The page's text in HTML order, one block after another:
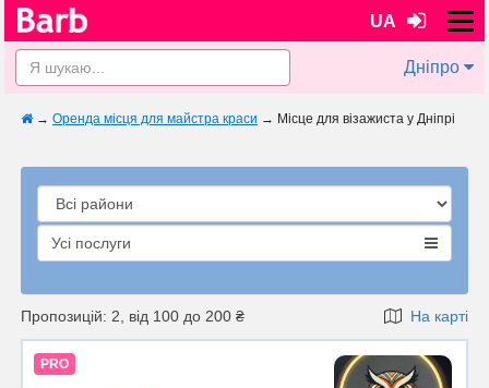
UA
Дніпро
→ Оренда місця для майстра краси → Місце для візажиста у Дніпрі
Усі послуги
Пропозицій: 2, від 100 до 200 ₴ На карті
PRO